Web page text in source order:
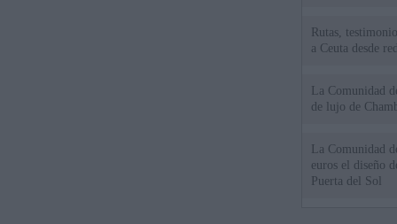
Rutas,
a Ceuta desde
La Comunidad
de lujo de
La Comunidad
euros el diseño
Puerta del Sol